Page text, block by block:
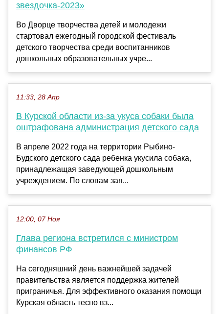
звездочка-2023»
Во Дворце творчества детей и молодежи
стартовал ежегодный городской фестиваль
детского творчества среди воспитанников
дошкольных образовательных учре...
11:33, 28 Апр
В Курской области из-за укуса собаки была
оштрафована администрация детского сада
В апреле 2022 года на территории Рыбино-
Будского детского сада ребенка укусила собака,
принадлежащая заведующей дошкольным
учреждением. По словам зая...
12:00, 07 Ноя
Глава региона встретился с министром
финансов РФ
На сегодняшний день важнейшей задачей
правительства является поддержка жителей
приграничья. Для эффективного оказания помощи
Курская область тесно вз...